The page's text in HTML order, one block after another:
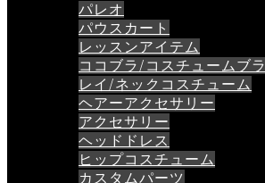
パレオ
パウスカート
レッスンアイテム
ココブラ/コスチュームブラ
レイ/ネックコスチューム
ヘアーアクセサリー
アクセサリー
ヘッドドレス
ヒップコスチューム
カスタムパーツ